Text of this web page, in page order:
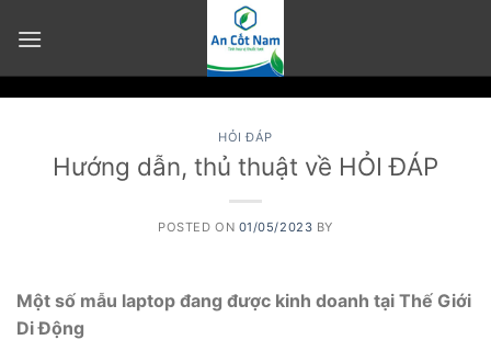
HỎI ĐÁP
Hướng dẫn, thủ thuật về HỎI ĐÁP
POSTED ON 01/05/2023 BY
Một số mẫu laptop đang được kinh doanh tại Thế Giới
Di Động